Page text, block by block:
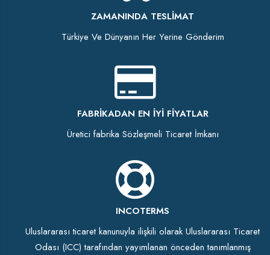
ZAMANINDA TESLIMAT
Türkiye Ve Dünyanın Her Yerine Gönderim
FABRIKADAN EN İYI FIYATLAR
Üretici fabrika Sözleşmeli Ticaret İmkanı
INCOTERMS
Uluslararası ticaret kanunuyla ilişkili olarak Uluslararası Ticaret
Odası (ICC) tarafından yayımlanan önceden tanımlanmış